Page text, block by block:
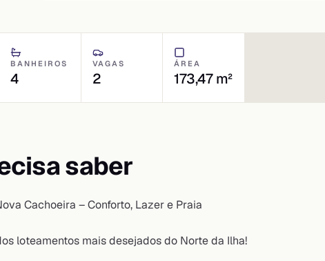
BANHEIROS
4
VAGAS
2
ÁREA
173,47 m²
saber
Cachoeira – Conforto, Lazer e Praia
loteamentos mais desejados do Norte da Ilha!